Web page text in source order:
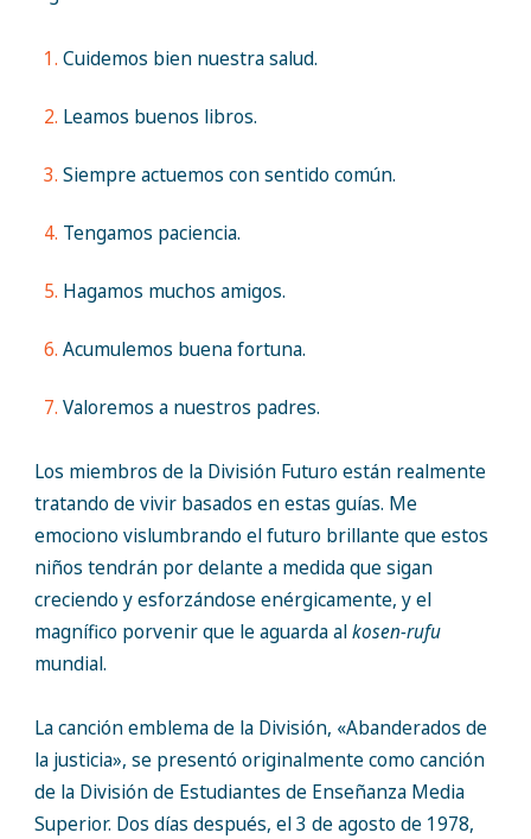
Cuidemos bien nuestra salud.
Leamos buenos libros.
Siempre actuemos con sentido común.
Tengamos paciencia.
Hagamos muchos amigos.
Acumulemos buena fortuna.
Valoremos a nuestros padres.
Los miembros de la División Futuro están realmente
tratando de vivir basados en estas guías. Me
emociono vislumbrando el futuro brillante que estos
niños tendrán por delante a medida que sigan
creciendo y esforzándose enérgicamente, y el
magnífico porvenir que le aguarda alkosen-rufu
mundial.
La canción emblema de la División, «Abanderados de
la justicia», se presentó originalmente como canción
de la División de Estudiantes de Enseñanza Media
Superior. Dos días después, el 3 de agosto de 1978,